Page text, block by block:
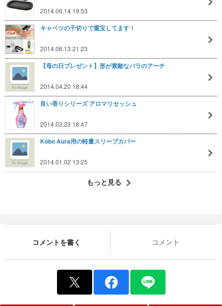
2014.06.14 19:53
キャベツの千切りで重宝してます！
2014.06.13 21:23
【母の日プレゼント】形が素敵なバラのアーチ
2014.04.20 18:44
良い香りシリーズ アロマリセッシュ
2014.03.23 18:47
Kobo Aura用の軽量スリープカバー
2014.01.02 13:25
もっと見る
コメントを書く コメント